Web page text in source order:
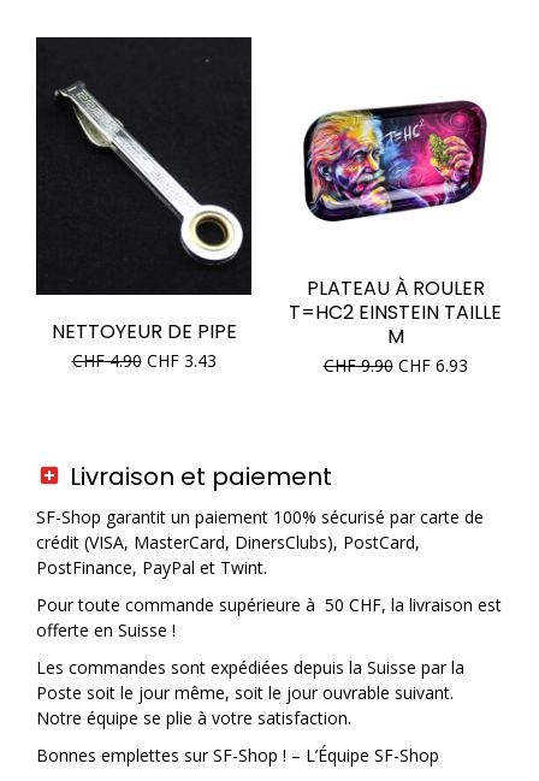
NETTOYEUR DE PIPE
CHF4.90 CHF3.43
PLATEAU À ROULER
T=HC2 EINSTEIN TAILLE
M
CHF9.90 CHF6.93
Livraison et paiement
SF-Shop garantit un paiement 100% sécurisé par carte de
crédit (VISA, MasterCard, DinersClubs), PostCard,
PostFinance, PayPal et Twint.
Pour toute commande supérieure à 50 CHF, la livraison est
offerte en Suisse !
Les commandes sont expédiées depuis la Suisse par la
Poste soit le jour même, soit le jour ouvrable suivant.
Notre équipe se plie à votre satisfaction.
Bonnes emplettes sur SF-Shop ! – L’Équipe SF-Shop